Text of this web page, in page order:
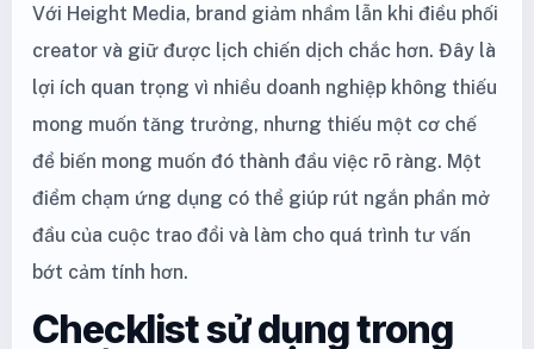
Với Height Media, brand giảm nhầm lẫn khi điều phối
creator và giữ được lịch chiến dịch chắc hơn. Đây là
lợi ích quan trọng vì nhiều doanh nghiệp không thiếu
mong muốn tăng trưởng, nhưng thiếu một cơ chế
để biến mong muốn đó thành đầu việc rõ ràng. Một
điểm chạm ứng dụng có thể giúp rút ngắn phần mở
đầu của cuộc trao đổi và làm cho quá trình tư vấn
bớt cảm tính hơn.
Checklist sử dụng trong